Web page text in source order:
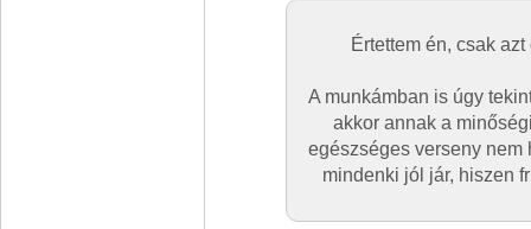
Értettem én, csak
A munkámban is úgy
akkor annak a
egészséges verseny nem
mindenki jól jár, hiszen